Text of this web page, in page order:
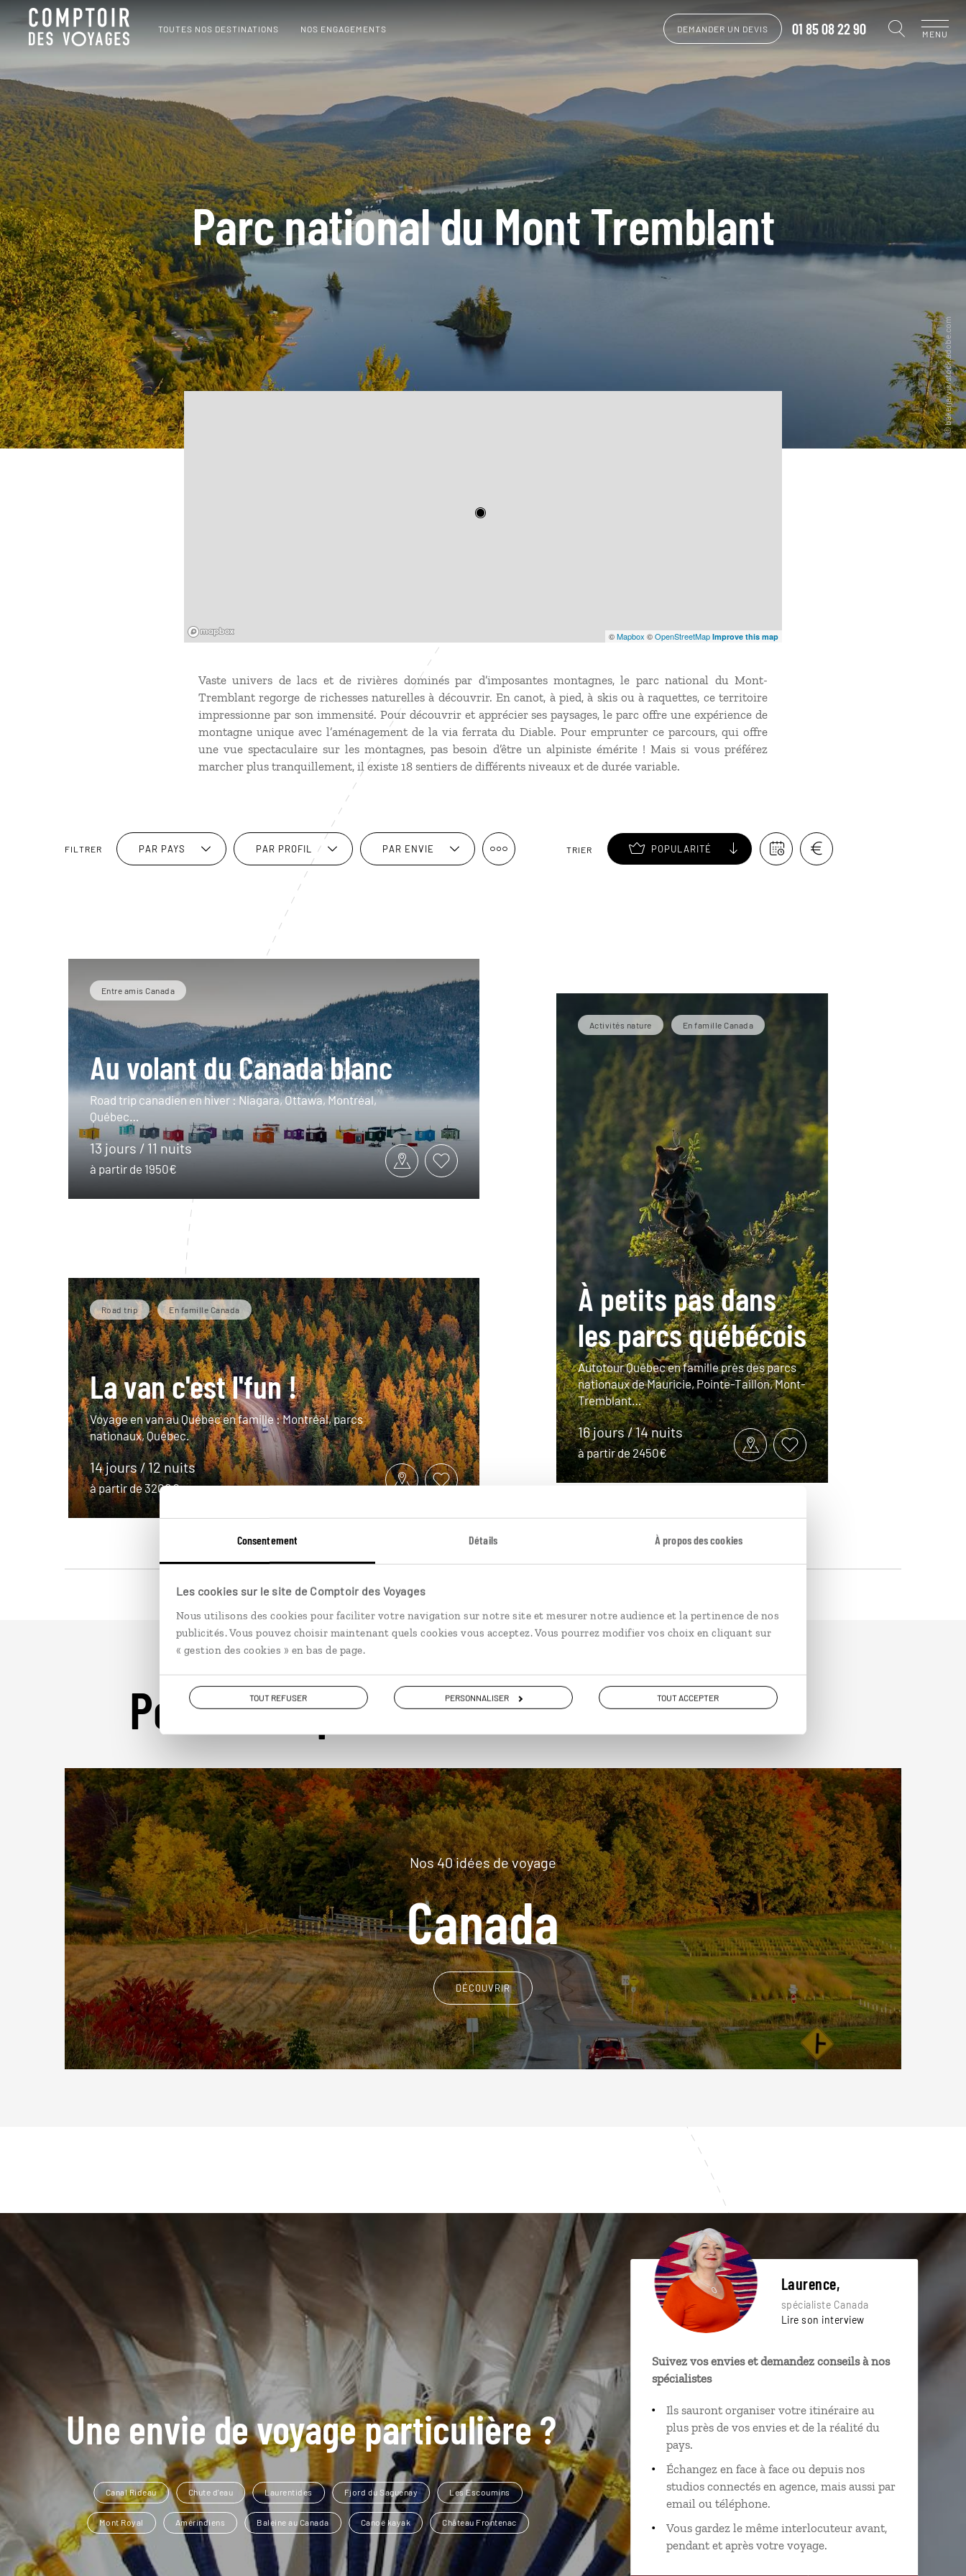
Consentement Détails À propos des cookies
Les cookies sur le site de Comptoir des Voyages
Nous utilisons des cookies pour faciliter votre navigation sur notre site et mesurer notre audience et la pertinence de nos
publicités. Vous pouvez choisir maintenant quels cookies vous acceptez. Vous pourrez modifier vos choix en cliquant sur
« gestion des cookies » en bas de page.
TOUT REFUSER PERSONNALISER TOUT ACCEPTER
TOUTES NOS DESTINATIONS NOS ENGAGEMENTS DEMANDER UN DEVIS 01 85 08 22 90 MENU
Parc national du Mont Tremblant
©Mapbox ©OpenStreetMap Improve this map
Vaste univers de lacs et de rivières dominés par d’imposantes montagnes, le parc national du Mont-
Tremblant regorge de richesses naturelles à découvrir. En canot, à pied, à skis ou à raquettes, ce territoire
impressionne par son immensité. Pour découvrir et apprécier ses paysages, le parc offre une expérience de
montagne unique avec l’aménagement de la via ferrata du Diable. Pour emprunter ce parcours, qui offre
une vue spectaculaire sur les montagnes, pas besoin d’être un alpiniste émérite ! Mais si vous préférez
marcher plus tranquillement, il existe 18 sentiers de différents niveaux et de durée variable.
FILTRER PAR PAYS PAR PROFIL PAR ENVIE TRIER POPULARITÉ
Entre amis Canada
Au volant du Canada blanc
Road trip canadien en hiver : Niagara, Ottawa, Montréal,
Québec…
13 jours / 11 nuits
à partir de 1950€
Road trip En famille Canada
La van c'est l'fun !
Voyage en van au Québec en famille : Montréal, parcs
nationaux, Québec.
14 jours / 12 nuits
à partir de 3200€
Activités nature En famille Canada
À petits pas dans
les parcs québécois
Autotour Québec en famille près des parcs
nationaux de Mauricie, Pointe-Taillon, Mont-
Tremblant…
16 jours / 14 nuits
à partir de 2450€
Pour aller plus loin
Nos 40 idées de voyage
Canada
DÉCOUVRIR
Une envie de voyage particulière ?
Canal Rideau Chute d'eau Laurentides Fjord du Saguenay Les Escoumins
Mont Royal Amérindiens Baleine au Canada Canoë kayak Château Frontenac
Laurence,
spécialiste Canada
Lire son interview
Suivez vos envies et demandez conseils à nos
spécialistes
Ils sauront organiser votre itinéraire au
plus près de vos envies et de la réalité du
pays.
Échangez en face à face ou depuis nos
studios connectés en agence, mais aussi par
email ou téléphone.
Vous gardez le même interlocuteur avant,
pendant et après votre voyage.